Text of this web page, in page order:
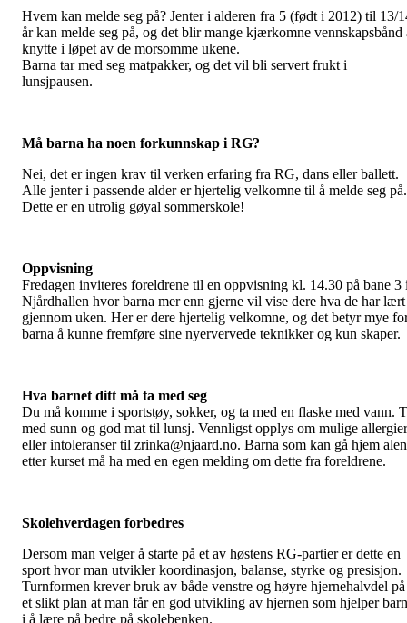
Hvem kan melde seg på? Jenter i alderen fra 5 (født i 2012) til 13/
år kan melde seg på, og det blir mange kjærkomne vennskapsbånd
knytte i løpet av de morsomme ukene.
Barna tar med seg matpakker, og det vil bli servert frukt i
lunsjpausen.
Må barna ha noen forkunnskap i RG?
Nei, det er ingen krav til verken erfaring fra RG, dans eller ballett.
Alle jenter i passende alder er hjertelig velkomne til å melde seg på.
Dette er en utrolig gøyal sommerskole!
Oppvisning
Fredagen inviteres foreldrene til en oppvisning kl. 14.30 på bane 3
Njårdhallen hvor barna mer enn gjerne vil vise dere hva de har lært
gjennom uken. Her er dere hjertelig velkomne, og det betyr mye
barna å kunne fremføre sine nyervervede teknikker og kun skaper.
Hva barnet ditt må ta med seg
Du må komme i sportstøy, sokker, og ta med en flaske med vann.
med sunn og god mat til lunsj. Vennligst opplys om mulige allergier
eller intoleranser til zrinka@njaard.no. Barna som kan gå hjem
etter kurset må ha med en egen melding om dette fra foreldrene.
Skolehverdagen forbedres
Dersom man velger å starte på et av høstens RG-partier er dette en
sport hvor man utvikler koordinasjon, balanse, styrke og presisjon.
Turnformen krever bruk av både venstre og høyre hjernehalvdel på
et slikt plan at man får en god utvikling av hjernen som hjelper
i å lære på bedre på skolebenken.